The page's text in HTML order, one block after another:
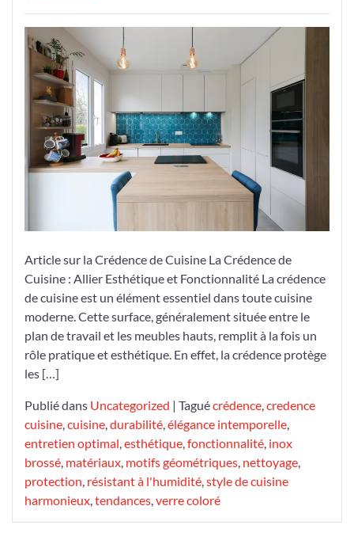
Crédence
Cuisine
Entre
et
Fonctionnalité
dans
Votre
Espace
Culinaire
Article sur la Crédence de Cuisine La Crédence de
Cuisine : Allier Esthétique et Fonctionnalité La crédence
de cuisine est un élément essentiel dans toute cuisine
moderne. Cette surface, généralement située entre le
plan de travail et les meubles hauts, remplit à la fois un
rôle pratique et esthétique. En effet, la crédence protège
les […]
Publié dans Uncategorized | Taguécrédence credence
cuisine cuisine durabilité élégance intemporelle
entretien optimal esthétique fonctionnalité inox
brossé matériaux motifs géométriques nettoyage
protection résistant à l'humidité style de cuisine
harmonieux tendances verre coloré